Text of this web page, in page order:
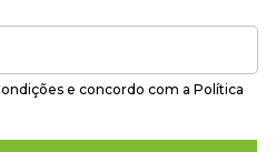
e concordo com a Política